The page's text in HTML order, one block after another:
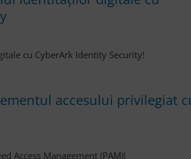
cu CyberArk Identity Security!
accesului privilegiat
Access Management (PAM)!